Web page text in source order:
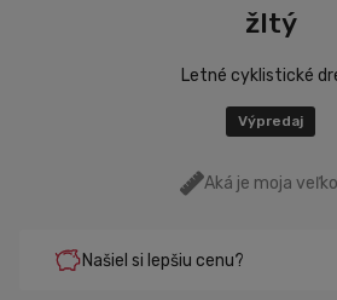
žltý
Letné cyklistické
Výpredaj
Aká je moja
Našiel si lepšiu cenu?